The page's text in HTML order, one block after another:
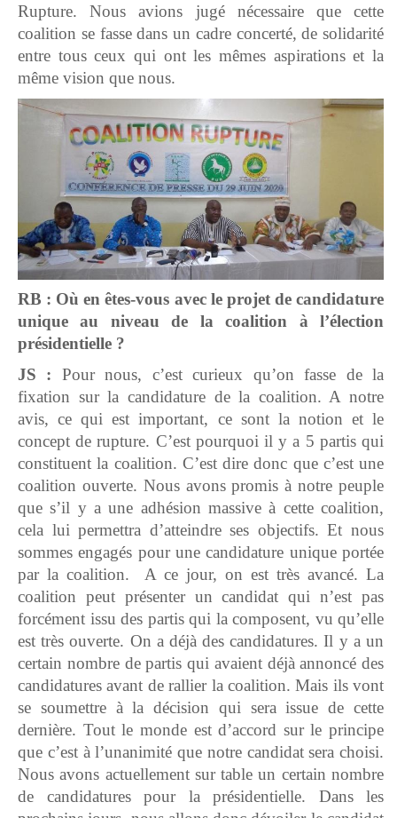
Rupture. Nous avions jugé nécessaire que cette
coalition se fasse dans un cadre concerté, de solidarité
entre tous ceux qui ont les mêmes aspirations et la
même vision que nous.
RB : Où en êtes-vous avec le projet de candidature
unique au niveau de la coalition à l’élection
présidentielle ?
JS : Pour nous, c’est curieux qu’on fasse de la
fixation sur la candidature de la coalition. A notre
avis, ce qui est important, ce sont la notion et le
concept de rupture. C’est pourquoi il y a 5 partis qui
constituent la coalition. C’est dire donc que c’est une
coalition ouverte. Nous avons promis à notre peuple
que s’il y a une adhésion massive à cette coalition,
cela lui permettra d’atteindre ses objectifs. Et nous
sommes engagés pour une candidature unique portée
par la coalition. A ce jour, on est très avancé. La
coalition peut présenter un candidat qui n’est pas
forcément issu des partis qui la composent, vu qu’elle
est très ouverte. On a déjà des candidatures. Il y a un
certain nombre de partis qui avaient déjà annoncé des
candidatures avant de rallier la coalition. Mais ils vont
se soumettre à la décision qui sera issue de cette
dernière. Tout le monde est d’accord sur le principe
que c’est à l’unanimité que notre candidat sera choisi.
Nous avons actuellement sur table un certain nombre
de candidatures pour la présidentielle. Dans les